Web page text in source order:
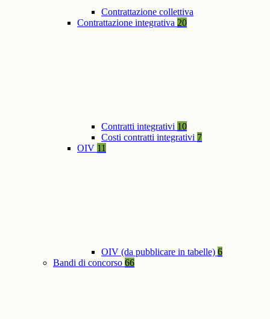
Contrattazione collettiva
Contrattazione integrativa 20
Contratti integrativi 10
Costi contratti integrativi 7
OIV 11
OIV (da pubblicare in tabelle) 6
Bandi di concorso 66